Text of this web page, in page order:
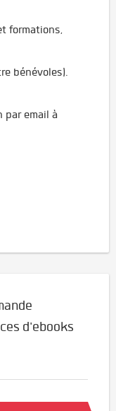
formations,
bénévoles).
par email à
d'ebooks